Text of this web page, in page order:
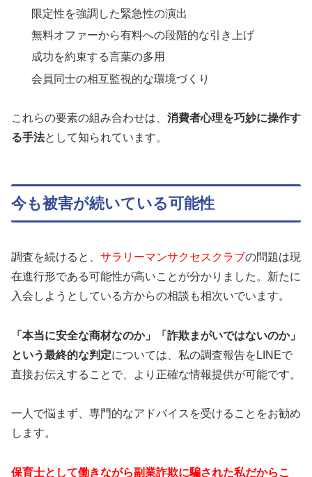
限定性を強調した緊急性の演出
無料オファーから有料への段階的な引き上げ
成功を約束する言葉の多用
会員同士の相互監視的な環境づくり
これらの要素の組み合わせは、 消費者心理を巧妙に操作す
る手法として知られています。
今も被害が続いている可能性
調査を続けると、 サラリーマンサクセスクラブの問題は現
在進行形である可能性が高いことが分かりました。新たに
入会しようとしている方からの相談も相次いでいます。
「本当に安全な商材なのか」「詐欺まがいではないのか」
という最終的な判定については、私の調査報告をLINEで
直接お伝えすることで、より正確な情報提供が可能です。
一人で悩まず、専門的なアドバイスを受けることをお勧め
します。
保育士として働きながら副業詐欺に騙された私だからこ